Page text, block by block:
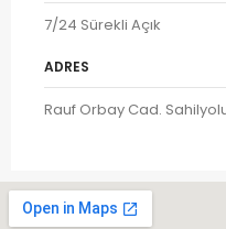
7/24 Sürekli Açık
ADRES
Rauf Orbay Cad.